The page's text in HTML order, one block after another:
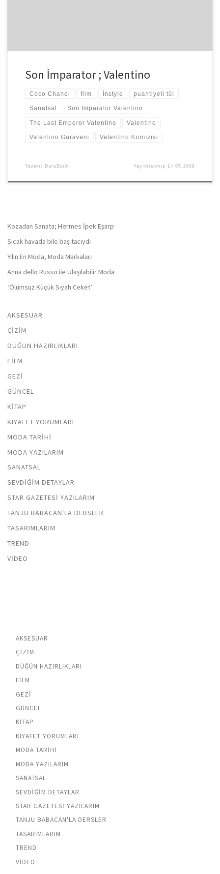
Son İmparator ; Valentino
Coco Chanel film İnstyle puantiyeli tül
Sanatsal Son İmparator Valentino
The Last Emperor Valentino Valentino
Valentino Garavani Valentino Kırmızısı
Yazarı: DuruButik Yayımlanmış 14.05.2009
Kozadan Sanata; Hermes İpek Eşarp
Sıcak havada bile baş tacıydı
Yılın En Moda, Moda Markaları
Anna dello Russo ile Ulaşılabilir Moda
‘Ölümsüz Küçük Siyah Ceket’
AKSESUAR
ÇIZIM
DÜĞÜN HAZIRLIKLARI
FILM
GEZI
GÜNCEL
KITAP
KIYAFET YORUMLARI
MODA TARIHI
MODA YAZILARIM
SANATSAL
SEVDIĞIM DETAYLAR
STAR GAZETESI YAZILARIM
TANJU BABACAN'LA DERSLER
TASARIMLARIM
TREND
VIDEO
AKSESUAR
ÇIZIM
DÜĞÜN HAZIRLIKLARI
FILM
GEZI
GÜNCEL
KITAP
KIYAFET YORUMLARI
MODA TARIHI
MODA YAZILARIM
SANATSAL
SEVDIĞIM DETAYLAR
STAR GAZETESI YAZILARIM
TANJU BABACAN'LA DERSLER
TASARIMLARIM
TREND
VIDEO